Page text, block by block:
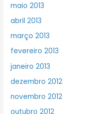
maio 2013
abril 2013
março 2013
fevereiro 2013
janeiro 2013
dezembro 2012
novembro 2012
outubro 2012